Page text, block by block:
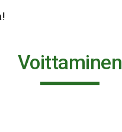
Voittaminen